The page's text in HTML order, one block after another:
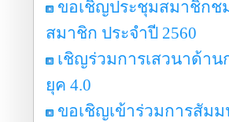
ขอเชิญประชุมสมาชิกช
สมาชิก ประจำปี 2560
เชิญร่วมการเสวนาด้า
ยุค 4.0
ขอเชิญเข้าร่วมการสัมม